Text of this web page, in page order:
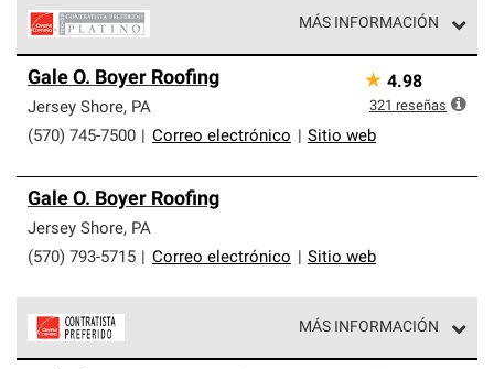
MÁS INFORMACIÓN
Corning constituyen el nivel superior de nuestra red
exclusiva y cumplen con estándares estrictos de
profesionalismo, confiabilidad y destreza incomparable.
Solo ellos pueden ofrecer nuestra mejor garantía de
Gale O. Boyer Roofing
Jersey Shore, PA
(570) 745-7500
Correo electrónico Sitio web
★ 4.98
321 reseñas
Gale O. Boyer Roofing
Jersey Shore, PA
(570) 793-5715
Correo electrónico Sitio web
MÁS INFORMACIÓN